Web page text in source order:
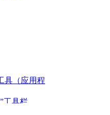
具（应用程
工具栏